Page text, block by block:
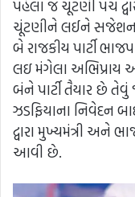
પહેલાં જ ચૂંટણી પંચ
ચૂંટણીને લઈને સજેશન
બે રાજકીય પાર્ટી
લઇ મંગેલા અભિપ્રાય
બંને પાર્ટી તૈયાર છે
ઝડફિયાના નિવેદન
દ્વારા મુખ્યમંત્રી
આવી છે.